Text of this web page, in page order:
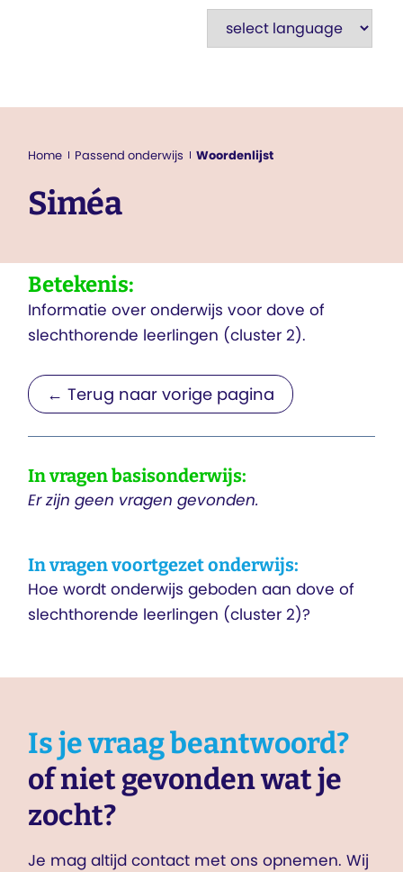
Home Passend onderwijs Woordenlijst
Siméa
Betekenis:
Informatie over onderwijs voor dove of
slechthorende leerlingen (cluster 2).
← Terug naar vorige pagina
In vragen basisonderwijs:
Er zijn geen vragen gevonden.
In vragen voortgezet onderwijs:
Hoe wordt onderwijs geboden aan dove of
slechthorende leerlingen (cluster 2)?
Is je vraag beantwoord?
of niet gevonden wat je
zocht?
Je mag altijd contact met ons opnemen. Wij